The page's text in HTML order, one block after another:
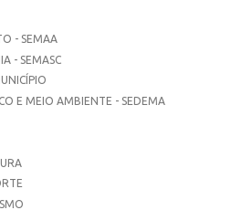
- SEMAA
- SEMASC
E MEIO AMBIENTE - SEDEMA